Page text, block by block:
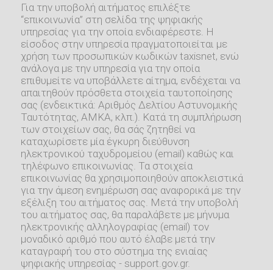
Για την υποβολή αιτήματος επιλέξτε
“επικοινωνία” στη σελίδα της ψηφιακής
υπηρεσίας για την οποία ενδιαφέρεστε. Η
είσοδος στην υπηρεσία πραγματοποιείται με
χρήση των προσωπικών κωδικών taxisnet, ενώ
ανάλογα με την υπηρεσία για την οποία
επιθυμείτε να υποβάλλετε αίτημα, ενδέχεται να
απαιτηθούν πρόσθετα στοιχεία ταυτοποίησης
σας (ενδεικτικά: Αριθμός Δελτίου Αστυνομικής
Ταυτότητας, ΑΜΚΑ, κλπ.). Κατά τη συμπλήρωση
των στοιχείων σας, θα σάς ζητηθεί να
καταχωρίσετε μία έγκυρη διεύθυνση
ηλεκτρονικού ταχυδρομείου (email) καθώς και
τηλέφωνο επικοινωνίας. Τα στοιχεία
επικοινωνίας θα χρησιμοποιηθούν αποκλειστικά
για την άμεση ενημέρωση σας αναφορικά με την
εξέλιξη του αιτήματος σας. Μετά την υποβολή
του αιτήματος σας, θα παραλάβετε με μήνυμα
ηλεκτρονικής αλληλογραφίας (email) τον
μοναδικό αριθμό που αυτό έλαβε μετά την
καταγραφή του στο σύστημα της ενιαίας
ψηφιακής υπηρεσίας - support.gov.gr.